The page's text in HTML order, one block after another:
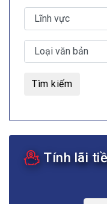
Tìm kiếm
Tính lãi